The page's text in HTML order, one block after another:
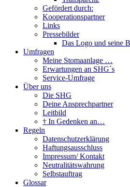
Gefördert durch:
Kooperationspartner
Links
Pressebilder
Das Logo und seine
Umfragen
Meine Stomaanlage …
Erwartungen an SHG´s
Service-Umfrage
Über uns
Die SHG
Deine Ansprechpartner
Leitbild
† In Gedenken an…
Regeln
Datenschutzerklärung
Haftungsausschluss
Impressum/ Kontakt
Neutralitätswahrung
Selbstauftrag
Glossar